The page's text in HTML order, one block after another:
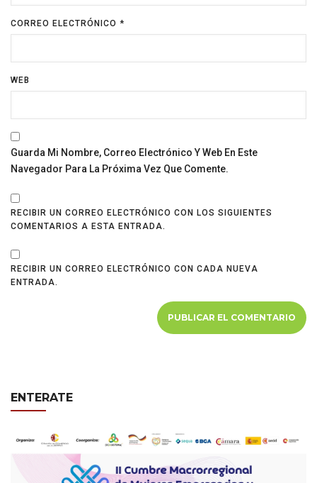
CORREO ELECTRÓNICO *
WEB
Guarda Mi Nombre, Correo Electrónico Y Web En Este
Navegador Para La Próxima Vez Que Comente.
RECIBIR UN CORREO ELECTRÓNICO CON LOS SIGUIENTES
COMENTARIOS A ESTA ENTRADA.
RECIBIR UN CORREO ELECTRÓNICO CON CADA NUEVA
ENTRADA.
ENTERATE